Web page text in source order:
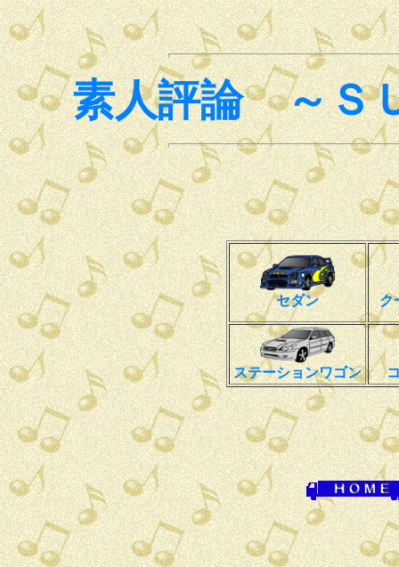
素人評論 ～Ｓ
セダン ク
ステーションワゴン